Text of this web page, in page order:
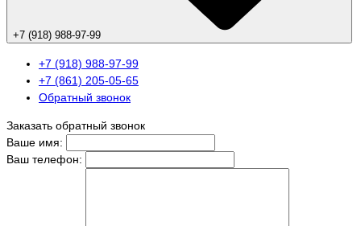
+7 (918) 988-97-99
+7 (918) 988-97-99
+7 (861) 205-05-65
Обратный звонок
Заказать обратный звонок
Ваше имя:
Ваш телефон: